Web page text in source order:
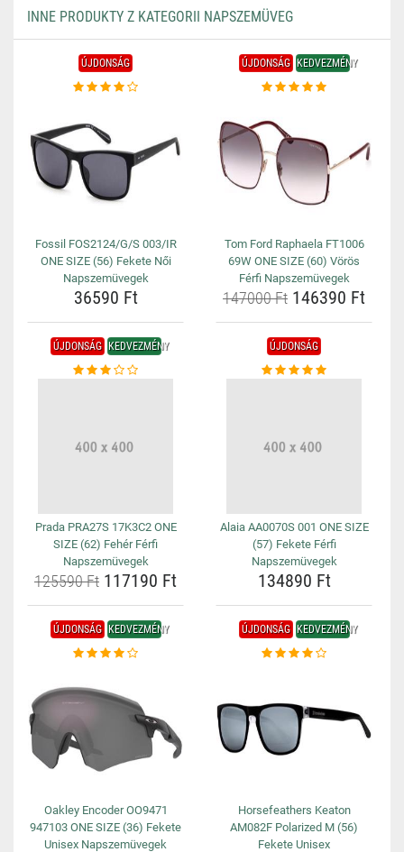
INNE PRODUKTY Z KATEGORII NAPSZEMÜVEG
ÚJDONSÁG
Fossil FOS2124/G/S 003/IR
ONE SIZE (56) Fekete Női
Napszemüvegek
36590 Ft
ÚJDONSÁG KEDVEZMÉNY
Tom Ford Raphaela FT1006
69W ONE SIZE (60) Vörös
Férfi Napszemüvegek
147000 Ft 146390 Ft
ÚJDONSÁG KEDVEZMÉNY
Prada PRA27S 17K3C2 ONE
SIZE (62) Fehér Férfi
Napszemüvegek
125590 Ft 117190 Ft
ÚJDONSÁG
Alaia AA0070S 001 ONE SIZE
(57) Fekete Férfi
Napszemüvegek
134890 Ft
ÚJDONSÁG KEDVEZMÉNY
Oakley Encoder OO9471
947103 ONE SIZE (36) Fekete
Unisex Napszemüvegek
ÚJDONSÁG KEDVEZMÉNY
Horsefeathers Keaton
AM082F Polarized M (56)
Fekete Unisex